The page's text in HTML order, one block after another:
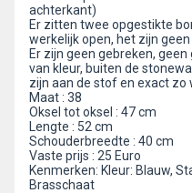
achterkant)
Er zitten twee opgestikte
werkelijk open, het zijn geen
Er zijn geen gebreken,
van kleur, buiten de
zijn aan de stof en exact zo
Maat : 38
Oksel tot oksel : 47 cm
Lengte : 52 cm
Schouderbreedte : 40 cm
Vaste prijs : 25 Euro
Kenmerken: Kleur: Blauw,
Brasschaat